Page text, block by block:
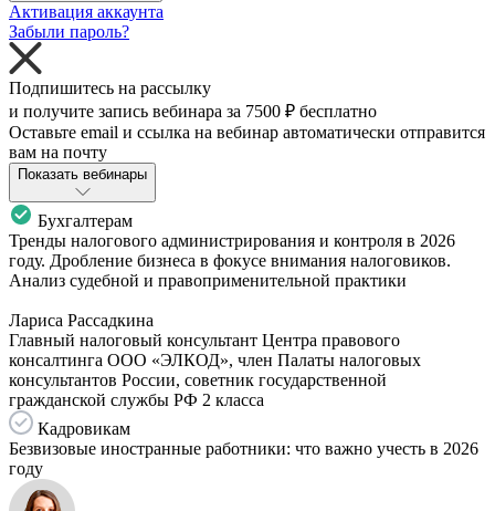
Активация аккаунта
Забыли пароль?
Подпишитесь на рассылку
и получите запись вебинара за 7500 ₽ бесплатно
Оставьте email и ссылка на вебинар автоматически отправится
вам на почту
Показать вебинары
Бухгалтерам
Тренды налогового администрирования и контроля в 2026
году. Дробление бизнеса в фокусе внимания налоговиков.
Анализ судебной и правоприменительной практики
Лариса Рассадкина
Главный налоговый консультант Центра правового
консалтинга ООО «ЭЛКОД», член Палаты налоговых
консультантов России, советник государственной
гражданской службы РФ 2 класса
Кадровикам
Безвизовые иностранные работники: что важно учесть в 2026
году